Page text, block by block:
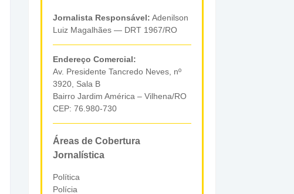
Jornalista Responsável: Adenilson
Luiz Magalhães — DRT 1967/RO
Endereço Comercial:
Av. Presidente Tancredo Neves, nº
3920, Sala B
Bairro Jardim América – Vilhena/RO
CEP: 76.980-730
Áreas de Cobertura
Jornalística
Política
Polícia